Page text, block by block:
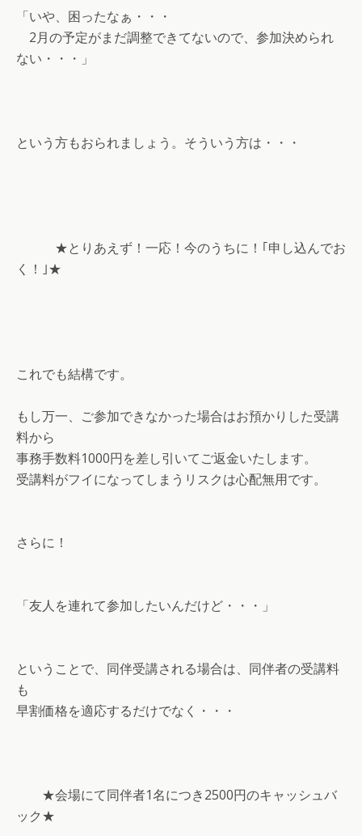
「いや、困ったなぁ・・・
2月の予定がまだ調整できてないので、参加決められ
ない・・・」
という方もおられましょう。そういう方は・・・
★とりあえず！一応！今のうちに！｢申し込んでお
く！｣★
これでも結構です。
もし万一、ご参加できなかった場合はお預かりした受講
料から
事務手数料1000円を差し引いてご返金いたします。
受講料がフイになってしまうリスクは心配無用です。
さらに！
「友人を連れて参加したいんだけど・・・」
ということで、同伴受講される場合は、同伴者の受講料
も
早割価格を適応するだけでなく・・・
★会場にて同伴者1名につき2500円のキャッシュバ
ック★